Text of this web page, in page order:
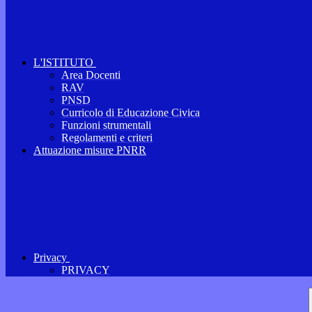
L'ISTITUTO
Area Docenti
RAV
PNSD
Curricolo di Educazione Civica
Funzioni strumentali
Regolamenti e criteri
Attuazione misure PNRR
Privacy
PRIVACY